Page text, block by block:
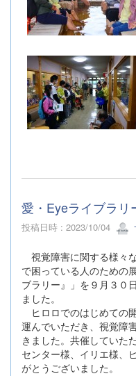
愛・Eyeライブラリ
投稿日時 : 2023/10/04
視覚障害に関する様々
で困っている人のための
ブラリー』」を９月３０
ました。
ヒロロでのはじめての
運んでいただき、視覚障
きました。共催していた
センター様、イリエ様、
がとうございました。